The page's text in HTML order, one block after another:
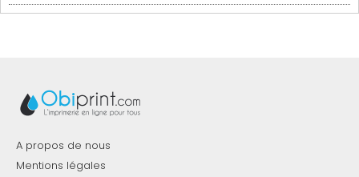
A propos de nous
Mentions légales